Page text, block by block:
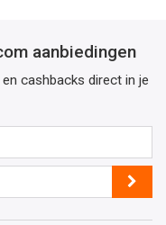
aanbiedingen
cashbacks direct in je